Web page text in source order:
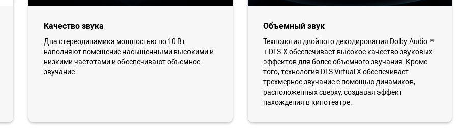
Качество звука
Два стереодинамика мощностью по 10 Вт
наполняют помещение насыщенными высокими и
низкими частотами и обеспечивают объемное
звучание.
Объемный звук
Технология двойного декодирования Dolby Audio™
+ DTS-X обеспечивает высокое качество звуковых
эффектов для более объемного звучания. Кроме
того, технология DTS Virtual:X обеспечивает
трехмерное звучание с помощью динамиков,
расположенных сверху, создавая эффект
нахождения в кинотеатре.